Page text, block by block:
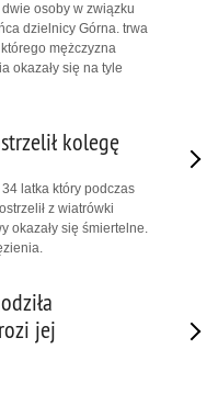
osoby w związku
dzielnicy Górna. trwa
mężczyzna
okazały się na tyle
kolegę
latka który podczas
z wiatrówki
okazały się śmiertelne.
jej